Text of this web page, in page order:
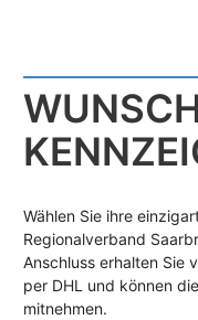
Wählen Sie ihre
Regionalverband
Anschluss erhalten Sie
per DHL und können
mitnehmen.